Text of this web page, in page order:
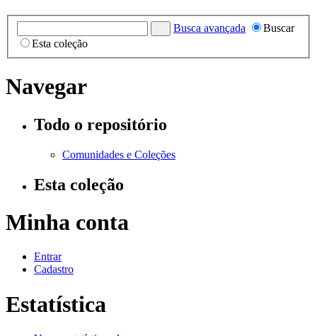
Busca avançada
Buscar
Esta coleção
Navegar
Todo o repositório
Comunidades e Coleções
Esta coleção
Minha conta
Entrar
Cadastro
Estatística